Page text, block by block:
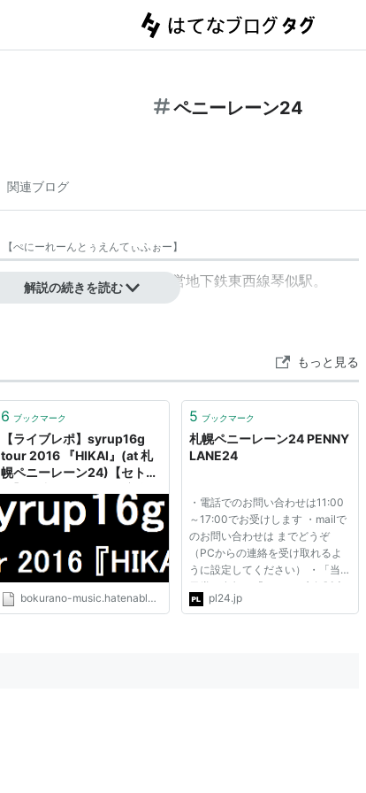
ペニーレーン24
関連ブログ
【ぺにーれーんとぅえんてぃふぉー】
ハウス。最寄駅は札幌市営地下鉄東西線琴似駅。
解説の続きを読む
もっと見る
6 ブックマーク
【ライブレポ】syrup16g
tour 2016 『HIKAI』(at 札
幌ペニーレーン24)【セトリ
記
bokurano-music.hatenablog.com
5 ブックマーク
札幌ペニーレーン24 PENNY
LANE24
・電話でのお問い合わせは11:00
～17:00でお受けします ・mailで
のお問い合わせは までどうぞ
（PCからの連絡を受け取れるよ
うに設定してください） ・「当
日券の有無」「GOODS先行販売
の時間」「ロッカーオープンの時
pl24.jp